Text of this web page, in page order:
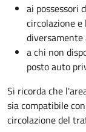
ai possessori
circolazione
diversamente
a chi non
posto auto
Si ricorda che
sia compatibile
circolazione del